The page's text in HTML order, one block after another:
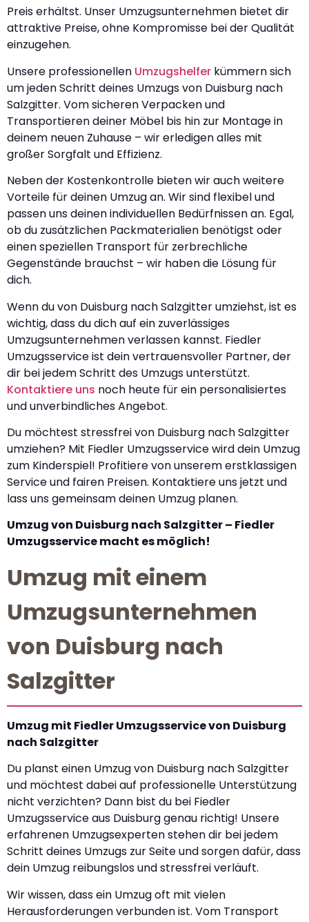
Preis erhältst. Unser Umzugsunternehmen bietet dir
attraktive Preise, ohne Kompromisse bei der Qualität
einzugehen.
Unsere professionellen Umzugshelfer kümmern sich
um jeden Schritt deines Umzugs von Duisburg nach
Salzgitter. Vom sicheren Verpacken und
Transportieren deiner Möbel bis hin zur Montage in
deinem neuen Zuhause – wir erledigen alles mit
großer Sorgfalt und Effizienz.
Neben der Kostenkontrolle bieten wir auch weitere
Vorteile für deinen Umzug an. Wir sind flexibel und
passen uns deinen individuellen Bedürfnissen an. Egal,
ob du zusätzlichen Packmaterialien benötigst oder
einen speziellen Transport für zerbrechliche
Gegenstände brauchst – wir haben die Lösung für
dich.
Wenn du von Duisburg nach Salzgitter umziehst, ist es
wichtig, dass du dich auf ein zuverlässiges
Umzugsunternehmen verlassen kannst. Fiedler
Umzugsservice ist dein vertrauensvoller Partner, der
dir bei jedem Schritt des Umzugs unterstützt.
Kontaktiere uns noch heute für ein personalisiertes
und unverbindliches Angebot.
Du möchtest stressfrei von Duisburg nach Salzgitter
umziehen? Mit Fiedler Umzugsservice wird dein Umzug
zum Kinderspiel! Profitiere von unserem erstklassigen
Service und fairen Preisen. Kontaktiere uns jetzt und
lass uns gemeinsam deinen Umzug planen.
Umzug von Duisburg nach Salzgitter – Fiedler
Umzugsservice macht es möglich!
Umzug mit einem
Umzugsunternehmen
von Duisburg nach
Salzgitter
Umzug mit Fiedler Umzugsservice von Duisburg
nach Salzgitter
Du planst einen Umzug von Duisburg nach Salzgitter
und möchtest dabei auf professionelle Unterstützung
nicht verzichten? Dann bist du bei Fiedler
Umzugsservice aus Duisburg genau richtig! Unsere
erfahrenen Umzugsexperten stehen dir bei jedem
Schritt deines Umzugs zur Seite und sorgen dafür, dass
dein Umzug reibungslos und stressfrei verläuft.
Wir wissen, dass ein Umzug oft mit vielen
Herausforderungen verbunden ist. Vom Transport